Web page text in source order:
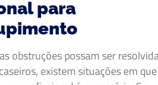
para
obstruções possam ser
existem situações em